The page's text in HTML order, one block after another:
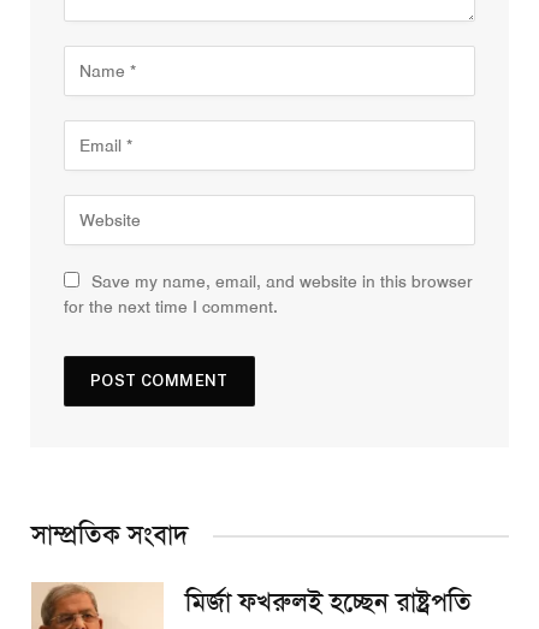
Save my name, email, and website in this browser
for the next time I comment.
সাম্প্রতিক সংবাদ
মির্জা ফখরুলই হচ্ছেন রাষ্ট্রপতি